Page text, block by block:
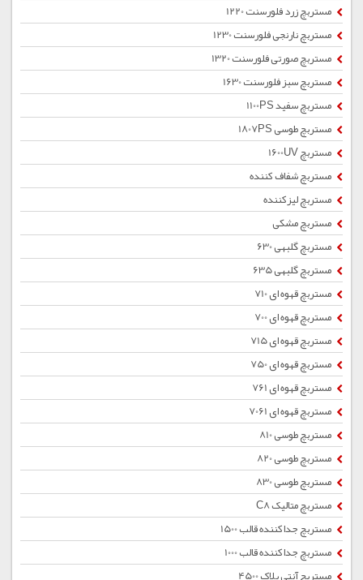
مستربچ زرد فلورسنت 1220
مستربچ نارنجی فلورسنت 1230
مستربچ صورتی فلورسنت 1320
مستربچ سبز فلورسنت 1630
مستربچ سفید 1100PS
مستربچ طوسی 1807PS
مستربچ 1600UV
مستربچ شفاف کننده
مستربچ لیزکننده
مستربچ مشکی
مستربچ گلبهی 630
مستربچ گلبهی 635
مستربچ قهوه ای 710
مستربچ قهوه ای 700
مستربچ قهوه ای 715
مستربچ قهوه ای 750
مستربچ قهوه ای 761
مستربچ قهوه ای 7061
مستربچ طوسی 810
مستربچ طوسی 820
مستربچ طوسی 830
مستربچ متالیک C8
مستربچ جداکننده قالب 1500
مستربچ جداکننده قالب 1000